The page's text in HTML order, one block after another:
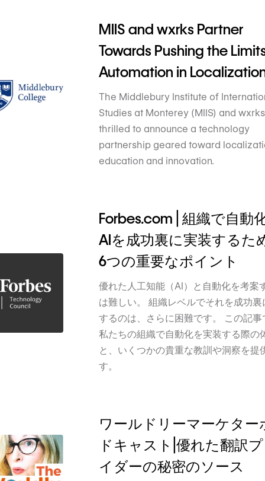
MIIS and wxrks Partner
Towards Pushing the
Automation in
The Middlebury Institute of
Studies at Monterey (MIIS) and
thrilled to announce a technology
partnership geared toward
education and innovation.
Forbes.com | 組織で自動
AIを成功裏に実装するた
6つの重要なポイント
優れた人工知能（AI）と自動化を考案
は難しい。 組織レベルでそれを成功裏
するのは、さらに困難です。 この記事
私たちの組織で自動化を実装する際の
と、いくつかの貴重な教訓や洞察を提
す。
ワールドリーマーケター
ドキャスト|優れた翻訳
イダーの秘密のソース